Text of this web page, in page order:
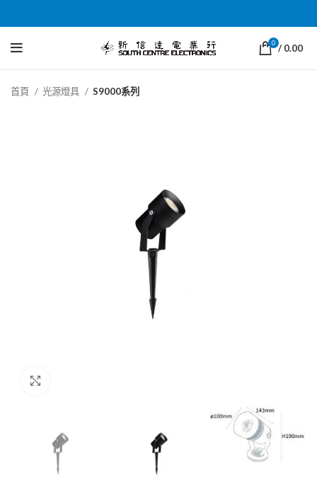
0 / 0.00
首頁 光源燈具 S9000系列